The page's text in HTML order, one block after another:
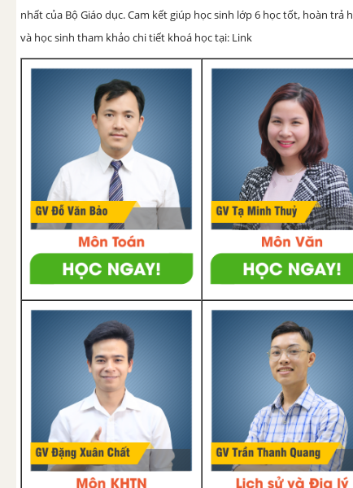
nhất của Bộ Giáo dục. Cam kết giúp học sinh lớp 6 học tốt, hoàn
và học sinh tham khảo chi tiết khoá học tại: Link